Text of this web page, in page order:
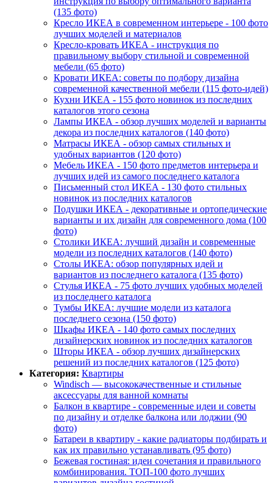
(135 фото)
Кресло ИКЕА в современном интерьере - 100 фото
лучших моделей и материалов
Кресло-кровать ИКЕА - инструкция по
правильному выбору стильной и современной
мебели (65 фото)
Кровати ИКЕА: советы по подбору дизайна
современной качественной мебели (115 фото-идей)
Кухни ИКЕА - 155 фото новинок из последних
каталогов этого сезона
Лампы ИКЕА - обзор лучших моделей и варианты
декора из последних каталогов (140 фото)
Матрасы ИКЕА - обзор самых стильных и
удобных вариантов (120 фото)
Мебель ИКЕА - 150 фото предметов интерьера и
лучших идей из самого последнего каталога
Письменный стол ИКЕА - 130 фото стильных
новинок из последних каталогов
Подушки ИКЕА - декоративные и ортопедические
варианты и их дизайн для современного дома (100
фото)
Столики ИКЕА: лучший дизайн и современные
модели из последних каталогов (140 фото)
Столы ИКЕА: обзор популярных идей и
вариантов из последнего каталога (135 фото)
Стулья ИКЕА - 75 фото лучших удобных моделей
из последнего каталога
Тумбы ИКЕА: лучшие модели из каталога
последнего сезона (150 фото)
Шкафы ИКЕА - 140 фото самых последних
дизайнерских новинок из последних каталогов
Шторы ИКЕА - обзор лучших дизайнерских
решений из последних каталогов (125 фото)
Категория: Квартиры
Windisch — высококачественные и стильные
аксессуары для ванной комнаты
Балкон в квартире - современные идеи и советы
по дизайну и отделке балкона или лоджии (90
фото)
Батареи в квартиру - какие радиаторы подбирать и
как их правильно устанавливать (95 фото)
Бежевая гостиная: идеи сочетания и правильного
комбинирования. ТОП-100 фото лучших